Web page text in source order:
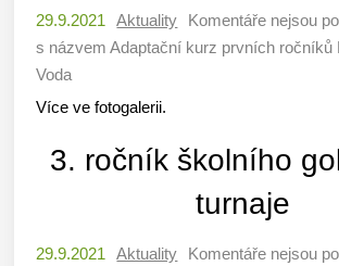
29.9.2021 Aktuality Komentáře nejsou
s názvem Adaptační kurz prvních ročníků
Voda
Více ve fotogalerii.
3. ročník školního
turnaje
29.9.2021 Aktuality Komentáře nejsou